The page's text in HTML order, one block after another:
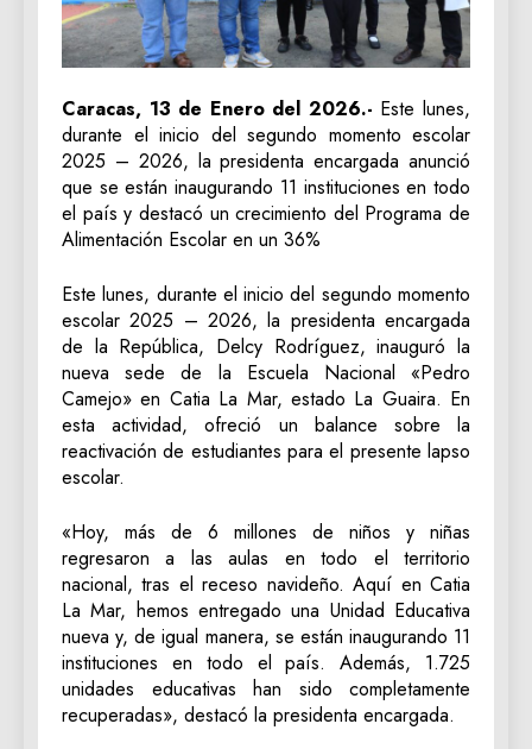
Caracas, 13 de Enero del 2026.- Este lunes,
durante el inicio del segundo momento escolar
2025 – 2026, la presidenta encargada anunció
que se están inaugurando 11 instituciones en todo
el país y destacó un crecimiento del Programa de
Alimentación Escolar en un 36%
Este lunes, durante el inicio del segundo momento
escolar 2025 – 2026, la presidenta encargada
de la República, Delcy Rodríguez, inauguró la
nueva sede de la Escuela Nacional «Pedro
Camejo» en Catia La Mar, estado La Guaira. En
esta actividad, ofreció un balance sobre la
reactivación de estudiantes para el presente lapso
escolar.
«Hoy, más de 6 millones de niños y niñas
regresaron a las aulas en todo el territorio
nacional, tras el receso navideño. Aquí en Catia
La Mar, hemos entregado una Unidad Educativa
nueva y, de igual manera, se están inaugurando 11
instituciones en todo el país. Además, 1.725
unidades educativas han sido completamente
recuperadas», destacó la presidenta encargada.